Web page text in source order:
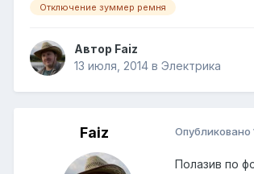
Отключение зуммер ремня
Автор Faiz
13 июля, 2014 в Электрика
Faiz Опубликовано
Полазив по